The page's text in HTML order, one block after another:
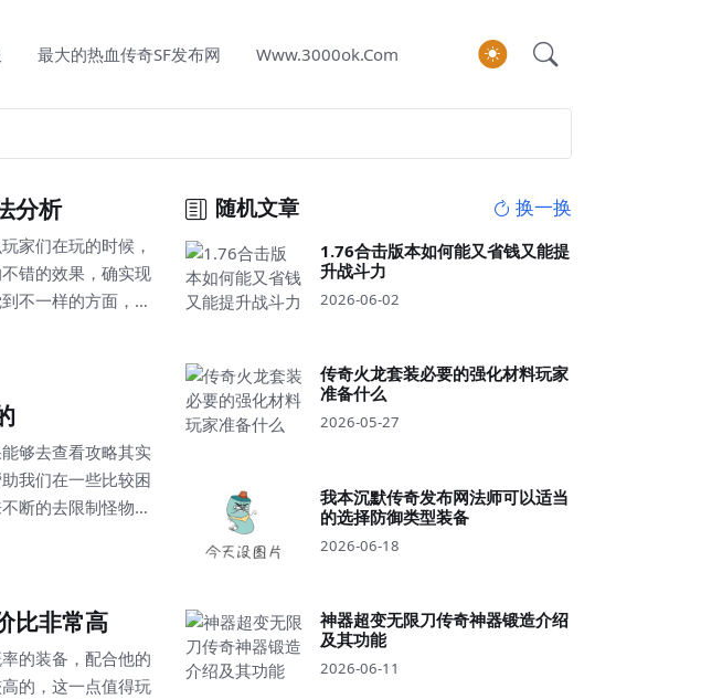
最大的热血传奇SF发布网 Www.3000ok.com
分析
家们在玩的时候，
错的效果，确实现
不一样的方面，而
法，玩家们需要注
够去查看攻略其实
我们在一些比较困
断的去限制怪物的
常的困难合击传
比非常高
的装备，配合他的
的，这一点值得玩
随机文章 换一换
1.76合击版本如何能又省钱又能提
升战斗力
2026-06-02
传奇火龙套装必要的强化材料玩家
准备什么
2026-05-27
我本沉默传奇发布网法师可以适当
的选择防御类型装备
2026-06-18
神器超变无限刀传奇神器锻造介绍
及其功能
2026-06-11